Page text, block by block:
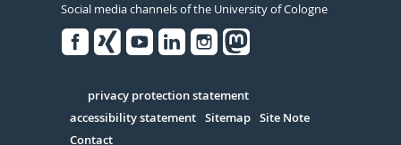
Social media channels of the University of Cologne
Serivce
privacy protection statement
accessibility statement Sitemap Site Note
Contact